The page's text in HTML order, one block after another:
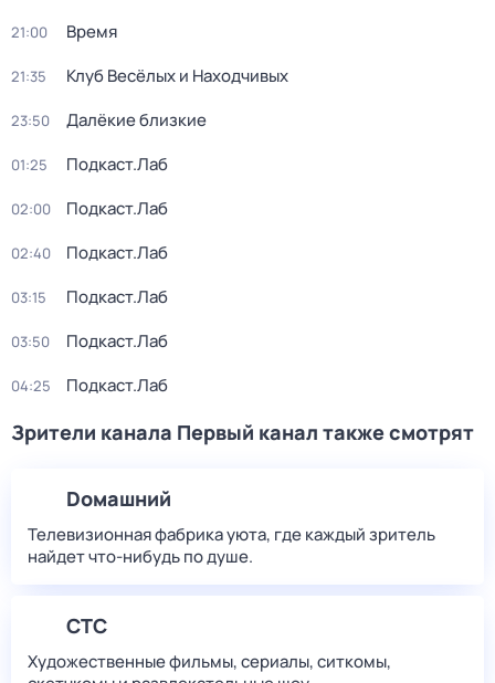
21:00 Время
21:35 Клуб Весёлых и Находчивых
23:50 Далёкие близкие
01:25 Подкаст.Лаб
02:00 Подкаст.Лаб
02:40 Подкаст.Лаб
03:15 Подкаст.Лаб
03:50 Подкаст.Лаб
04:25 Подкаст.Лаб
Зрители канала Первый канал также смотрят
Dомашний
Телевизионная фабрика уюта, где каждый зритель
найдет что‑нибудь по душе.
СТС
Художественные фильмы, сериалы, ситкомы,